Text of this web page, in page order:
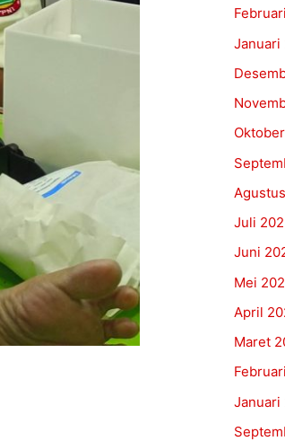
Januari
Juli
Juni
Mei
April
Maret
Januari